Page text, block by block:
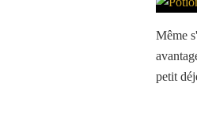
Même
petit